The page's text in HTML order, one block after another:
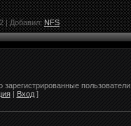
2 | Добавил:NFS
пользователи.
| Вход]